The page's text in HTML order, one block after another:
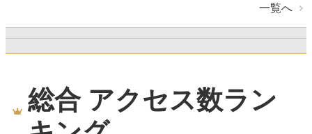
一覧へ
総合 アクセス数ラン